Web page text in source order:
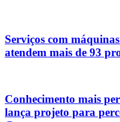
Serviços com
atendem mais de 93
Conhecimento mais
lança projeto para